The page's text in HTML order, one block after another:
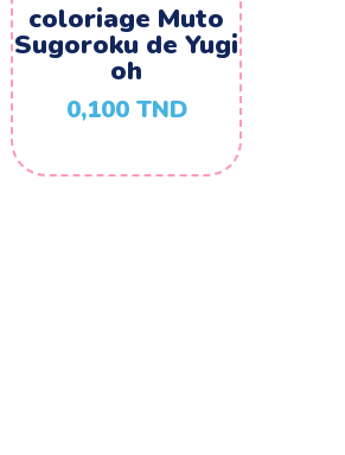
coloriage Muto
Sugoroku de Yugi
oh
0,100 TND